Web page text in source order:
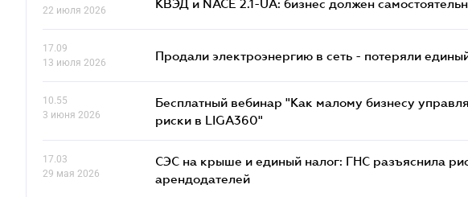
22 июля 2026
КВЭД и NACE 2.1-UA: бизнес должен
17.09
13 июля 2026
Продали электроэнергию в сеть - потеряли
10.55
3 июня 2026
Бесплатный вебинар "Как малому бизнесу
риски в LIGA360"
17.03
29 мая 2026
СЭС на крыше и единый налог: ГНС разъяснила
арендодателей